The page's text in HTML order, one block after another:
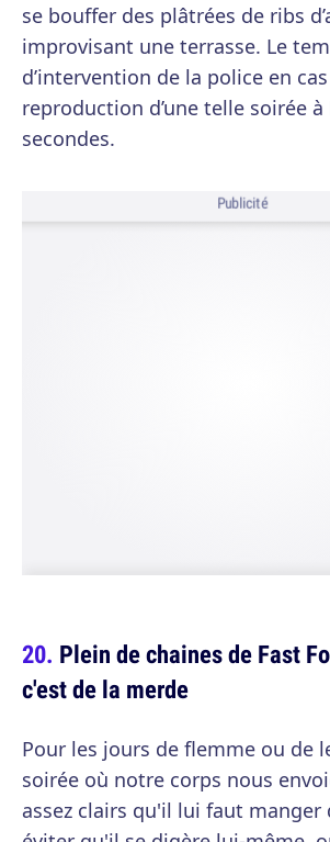
se bouffer des plâtrées de ribs
improvisant une terrasse. Le
d’intervention de la police en
reproduction d’une telle soirée à
secondes.
Publicité
Plein de chaines de Fast
c'est de la merde
Pour les jours de flemme ou de
soirée où notre corps nous
assez clairs qu'il lui faut manger